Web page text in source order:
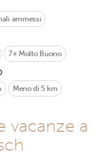
ammessi
7+ Molto Buono
Meno di 5 km
vacanze a